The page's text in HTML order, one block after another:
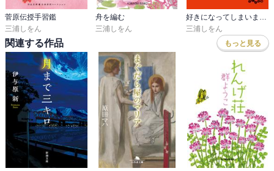
/＿/     用語     ＿/＿/＿/＿/＿/＿/
天啓　てんけい
天の啓示。天の導き。神の教え。
菅原伝授手習鑑
三浦しをん
舟を編む
三浦しをん
三浦しをん
関連する作品 もっと見る